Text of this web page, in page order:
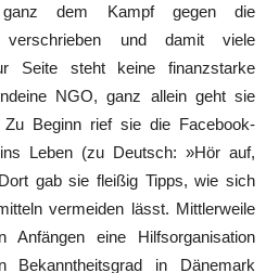
dem Kampf gegen die
verschrieben und damit viele
Seite steht keine finanzstarke
NGO, ganz allein geht sie
Zu Beginn rief sie die Facebook-
Leben (zu Deutsch: »Hör auf,
gab sie fleißig Tipps, wie sich
vermeiden lässt. Mittlerweile
eine Hilfsorganisation
Bekanntheitsgrad in Dänemark